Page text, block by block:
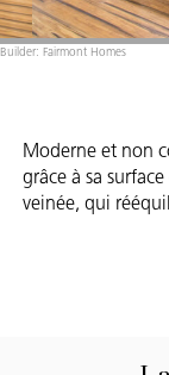
Builder: Fairmont Homes
Moderne et non
grâce à sa
veinée, qui